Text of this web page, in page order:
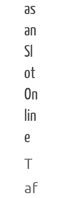
as
an
Sl
ot
On
lin
e
T
af